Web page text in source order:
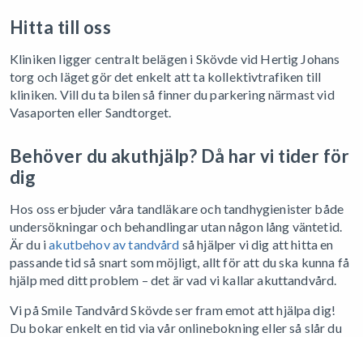
Hitta till oss
Kliniken ligger centralt belägen i Skövde vid Hertig Johans
torg och läget gör det enkelt att ta kollektivtrafiken till
kliniken. Vill du ta bilen så finner du parkering närmast vid
Vasaporten eller Sandtorget.
Behöver du akuthjälp? Då har vi tider för
dig
Hos oss erbjuder våra tandläkare och tandhygienister både
undersökningar och behandlingar utan någon lång väntetid.
Är du iakutbehov av tandvård så hjälper vi dig att hitta en
passande tid så snart som möjligt, allt för att du ska kunna få
hjälp med ditt problem – det är vad vi kallar akuttandvård.
Vi på Smile Tandvård Skövde ser fram emot att hjälpa dig!
Du bokar enkelt en tid via vår onlinebokning eller så slår du